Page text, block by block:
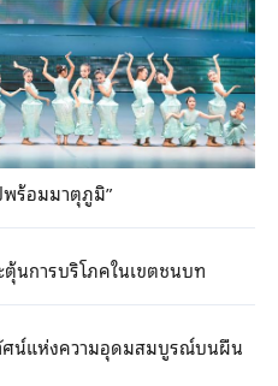
พร้อมมาตุภูมิ”
นการบริโภคในเขตชนบท
ศน์แห่งความอุดมสมบูรณ์บนผืน